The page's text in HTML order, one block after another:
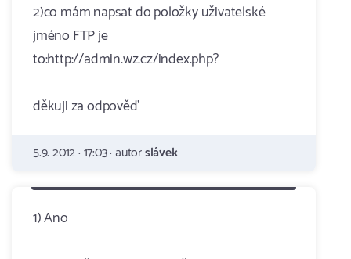
2)co mám napsat do položky uživatelské
jméno FTP je
to:http://admin.wz.cz/index.php?
děkuji za odpověď
5.9. 2012 · 17:03 · autorslávek
1) Ano